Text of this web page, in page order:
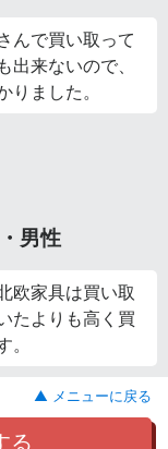
んで買い取って
来ないので、
ました。
男性
欧家具は買い取
たよりも高く買
▲ メニューに戻る
る